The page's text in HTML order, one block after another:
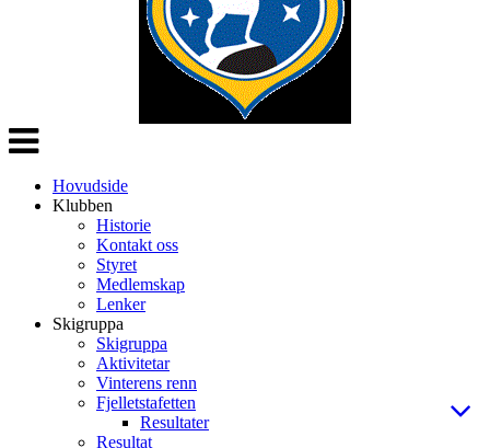
Veksle
navigasjon
Hovudside
Klubben
Historie
Kontakt oss
Styret
Medlemskap
Lenker
Skigruppa
Skigruppa
Aktivitetar
Vinterens renn
Fjelletstafetten
Resultater
Resultat